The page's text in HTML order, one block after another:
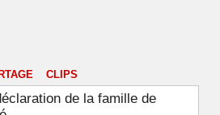
CLIPS
de la famille de